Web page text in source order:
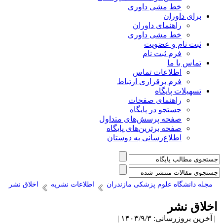
خط مشی داوری
برای داوران
راهنمای داوران
خط مشی داوری
ثبت نام و عضویت
فرم ثبت نام
تماس با ما
اطلاعات تماس
فرم برقراری ارتباط
تسهیلات پایگاه
راهنمای صفحات
جستجو در پایگاه
صفحه پرسش‌های متداول
صفحه برترین‌های پایگاه
اطلاع‌رسانی به دوستان
مجله دانشگاه علوم پزشکی مازندران اطلاعات نشریه اخلاق نشر
نشر
بروزرسانی: ۱۴۰۳/۹/۳ |